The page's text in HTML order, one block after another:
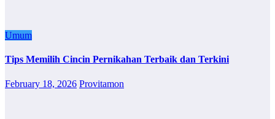
Umum
Tips Memilih Cincin Pernikahan Terbaik dan Terkini
February 18, 2026 Provitamon